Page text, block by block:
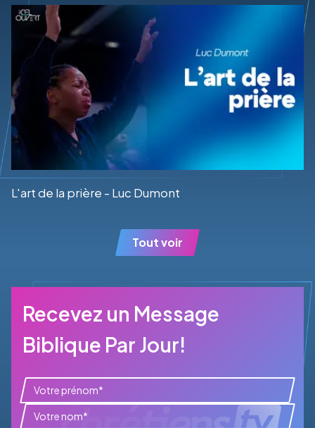
L'art de la prière - Luc Dumont
Tout voir
Recevez un Message
Biblique Par Jour!